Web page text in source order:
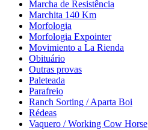
Marcha de Resistência
Marchita 140 Km
Morfologia
Morfologia Expointer
Movimiento a La Rienda
Obituário
Outras provas
Paleteada
Parafreio
Ranch Sorting / Aparta Boi
Rédeas
Vaquero / Working Cow Horse